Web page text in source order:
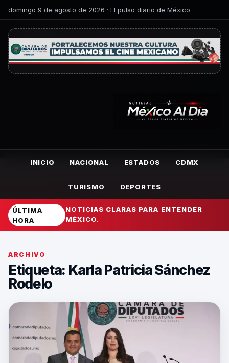
domingo 9 de agosto de 2026 · El pulso diario de México
INICIO NACIONAL ESTADOS CDMX
TURISMO DEPORTES
ÚLTIMA
HORA
NOTICIAS CLARAS PARA ENTENDER
MÉXICO.
ARCHIVO
Etiqueta: Karla Patricia Sánchez
Rodelo